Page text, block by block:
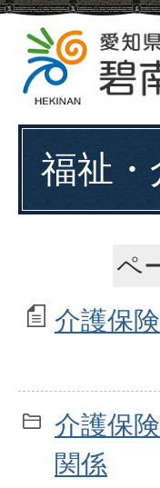
福祉・
ペ
介護保険
介護保
関係